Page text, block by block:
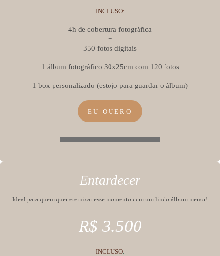
INCLUSO:
4h de cobertura fotográfica
+
350 fotos digitais
+
1 álbum fotográfico 30x25cm com 120 fotos
+
1 box personalizado (estojo para guardar o álbum)
EU QUERO
Entardecer
Ideal para quem quer eternizar esse momento com um lindo álbum menor!
R$ 3.500
INCLUSO: